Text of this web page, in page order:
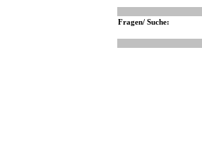
Fragen/ Suche: